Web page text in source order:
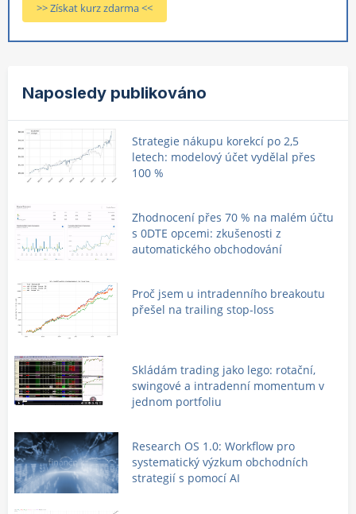
>> Získat kurz zdarma <<
Naposledy publikováno
Strategie nákupu korekcí po 2,5
letech: modelový účet vydělal přes
100 %
Zhodnocení přes 70 % na malém účtu
s 0DTE opcemi: zkušenosti z
automatického obchodování
Proč jsem u intradenního breakoutu
přešel na trailing stop-loss
Skládám trading jako lego: rotační,
swingové a intradenní momentum v
jednom portfoliu
Research OS 1.0: Workflow pro
systematický výzkum obchodních
strategií s pomocí AI